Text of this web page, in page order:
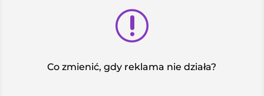
r
Co zmienić, gdy reklama nie działa?